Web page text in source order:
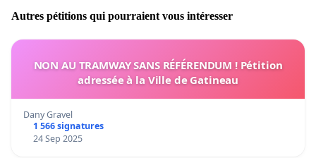
Autres pétitions qui pourraient vous intéresser
NON AU TRAMWAY SANS RÉFÉRENDUM ! Pétition
adressée à la Ville de Gatineau
Dany Gravel
1 566 signatures
24 Sep 2025